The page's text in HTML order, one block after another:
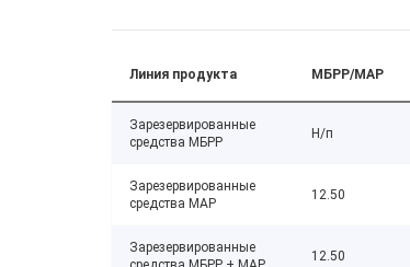
Линия продукта МБРР/МАР
Зарезервированные
средства МБРР
Н/п
Зарезервированные
средства МАР
12.50
Зарезервированные
12.50